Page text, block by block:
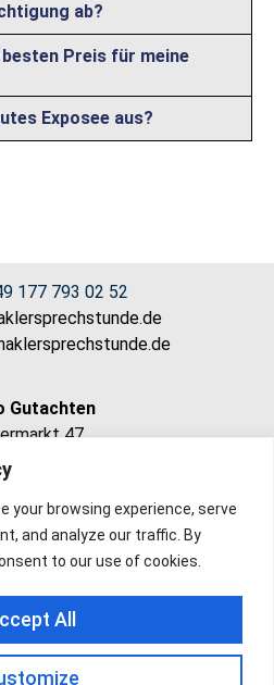
your browsing experience, serve
and analyze our traffic. By
to our use of cookies.
All
ab?
Preis für meine
Exposee aus?
177 793 02 52
Gutachten
47
Murnau
Immobilien
12
Immobilien